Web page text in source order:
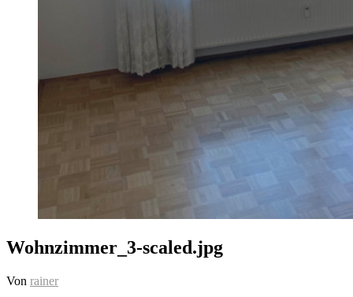
Wohnzimmer_3-scaled.jpg
Von rainer